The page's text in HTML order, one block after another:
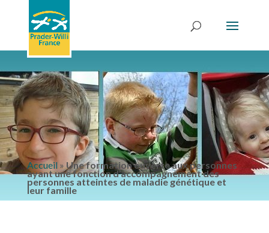
Accueil» Une formation ouverte aux personnes
ayant une fonction d’accompagnement des
personnes atteintes de maladie génétique et
leur famille